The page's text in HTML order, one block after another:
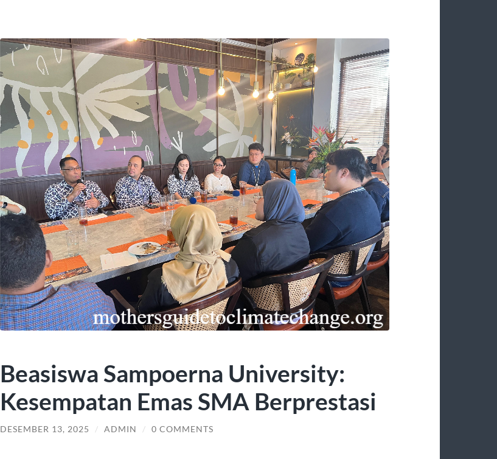
Beasiswa Sampoerna University:
Kesempatan Emas SMA Berprestasi
DESEMBER 13, 2025 / ADMIN / 0 COMMENTS